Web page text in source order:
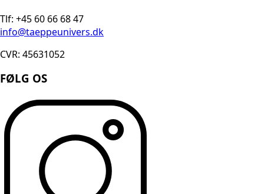
Tlf: +45 60 66 68 47
info@taeppeunivers.dk
CVR: 45631052
FØLG OS